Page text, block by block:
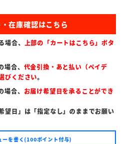
合、 上部の「カートはこちら」ボタ
合、 代金引換・あと払い（ペイデ
びください。
合、 お届け希望日を承ることができ
望日」は「指定なし」のままでお願い
ーを書く(100ポイント付与)